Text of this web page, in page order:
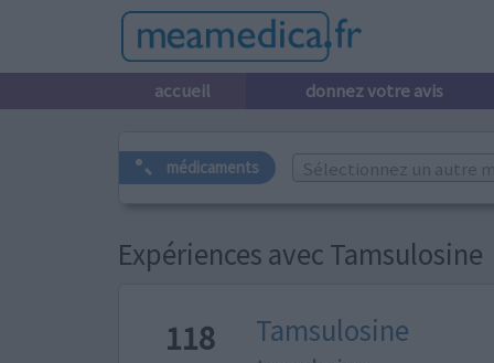
accueil donnez votre avis
médicaments Sélectionnez un autre
Expériences avec Tamsulosine
118 Tamsulosine